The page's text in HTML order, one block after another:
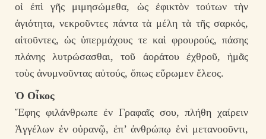
οἱ ἐπὶ γῆς μιμησώμεθα, ὡς ἐφικτὸν τούτων τὴν
ἁγιότητα, νεκροῦντες πάντα τὰ μέλη τὰ τῆς σαρκός,
αἰτοῦντες, ὡς ὑπερμάχους τε καὶ φρουρούς, πάσης
πλάνης λυτρώσασθαι, τοῦ ἀοράτου ἐχθροῦ, ἡμᾶς
τοὺς ἀνυμνοῦντας αὐτούς, ὅπως εὕρωμεν ἔλεος.
Ὁ Οἶκος
Ἔφης φιλάνθρωπε ἐν Γραφαῖς σου, πλήθη χαίρειν
Ἀγγέλων ἐν οὐρανῷ, ἐπ’ ἀνθρώπῳ ἑνὶ μετανοοῦντι,